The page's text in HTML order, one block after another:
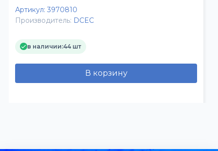
Артикул: 3970810
Производитель: DCEC
в наличии:44 шт
В корзину